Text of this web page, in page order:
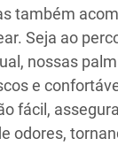
também
Seja ao
nossas
e
fácil,
odores,